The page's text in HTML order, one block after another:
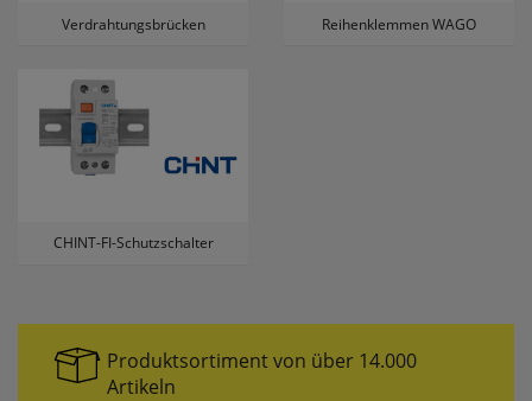
Verdrahtungsbrücken Reihenklemmen WAGO
CHINT-FI-Schutzschalter
uslk_e
Dieses Cookie speichert eine eindeutige
Kennzeichnung für jeden Live-Chat, damit der
Benutzer bei erneuter Nutzung des Live-Chats
wiedererkannt und nach Möglichkeit mit
angegebenen Daten nicht verloren gehen,
während auf der Website gesurft wird.
Produktsortiment von über 14.000
Artikeln